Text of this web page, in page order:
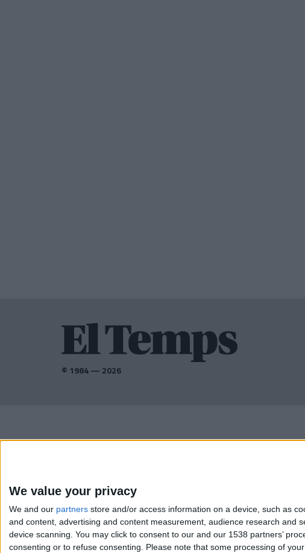
We value your privacy
We and our partners store and/or access information on a device, such as
and content, advertising and content measurement, audience research and
device scanning. You may click to consent to our and our 1538 partners’
consenting or to refuse consenting.
Please note that some processing of
© 1984 — 2026